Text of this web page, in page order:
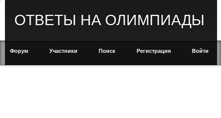
ОТВЕТЫ НА ОЛИМПИАДЫ
Форум Участники Поиск Регистрация Войти